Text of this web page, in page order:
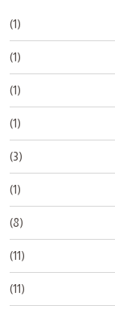
(1)
(1)
(1)
(1)
(3)
(1)
(8)
(11)
(11)